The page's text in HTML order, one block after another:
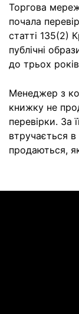
Торгова
почала
статті 135(2)
публічні
до трьох
Менеджер з
книжку не
перевірки. За
втручається в
продаються,